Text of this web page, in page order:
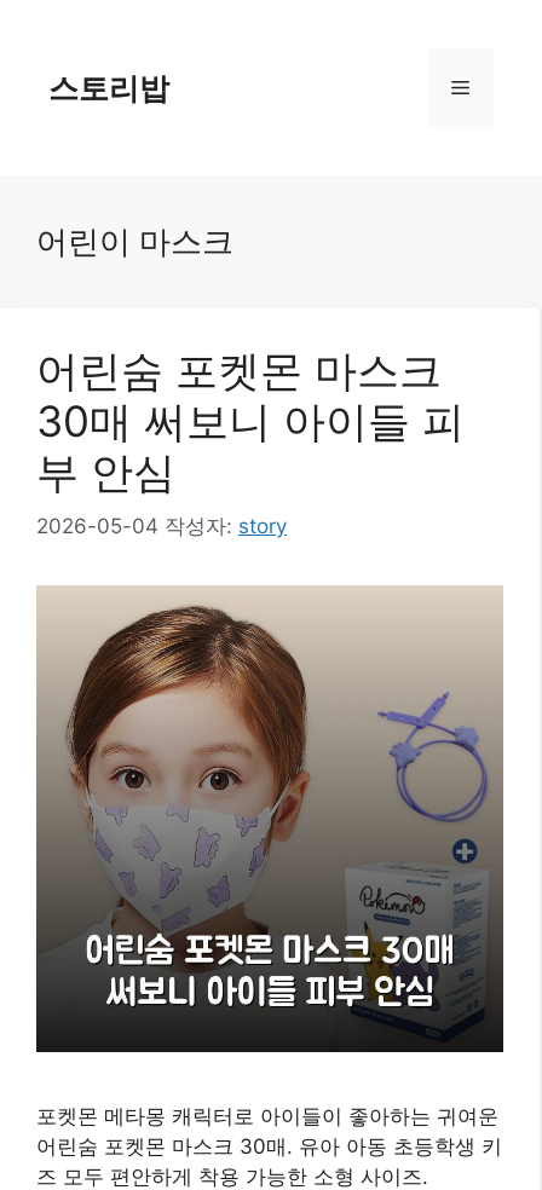
스토리밥 메
어린이 마스크
어린숨 포켓몬 마스크
30매 써보니 아이들 피
부 안심
2026-05-04 작성자: story
포켓몬 메타몽 캐릭터로 아이들이 좋아하는 귀여운
어린숨 포켓몬 마스크 30매. 유아 아동 초등학생 키
즈 모두 편안하게 착용 가능한 소형 사이즈.